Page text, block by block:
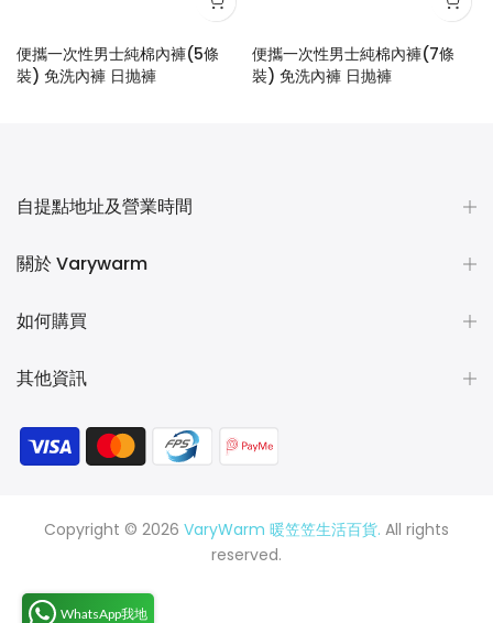
便攜一次性男士純棉內褲(5條
裝) 免洗內褲 日抛褲
便攜一次性男士純棉內褲(7條
裝) 免洗內褲 日抛褲
自提點地址及營業時間
關於 Varywarm
如何購買
其他資訊
Copyright © 2026 VaryWarm 暖笠笠生活百貨. All rights
reserved.
WhatsApp我地